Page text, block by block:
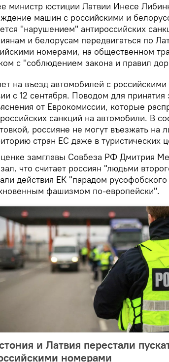
министр юстиции Латвии Инесе
машин с российскими и
"нарушением" антироссийских
и белорусам передвигаться по
номерами, на общественном
с "соблюдением закона и правил
на въезд автомобилей с
с 12 сентября. Поводом для
от Еврокомиссии, которые
санкций на автомобили. В
россияне не могут въезжать на
стран ЕС даже в туристических
замглавы Совбеза РФ Дмитрия
что считает россиян "людьми
действия ЕК "парадом
фашизмом по-европейски".
и Латвия перестали
номерами